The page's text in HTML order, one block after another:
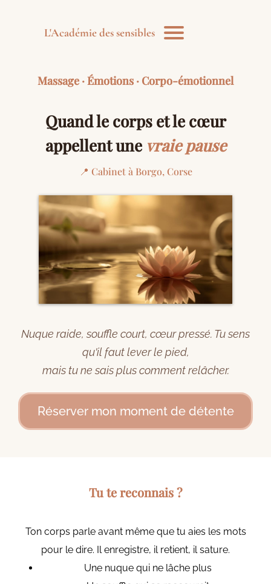
L'Académie des sensibles
Massage · Émotions · Corpo-émotionnel
Quand le corps et le cœur
appellent une vraie pause
📍 Cabinet à Borgo, Corse
Nuque raide, souffle court, cœur pressé. Tu sens
qu'il faut lever le pied,
mais tu ne sais plus comment relâcher.
Réserver mon moment de détente
Tu te reconnais ?
Ton corps parle avant même que tu aies les mots
pour le dire. Il enregistre, il retient, il sature.
Une nuque qui ne lâche plus